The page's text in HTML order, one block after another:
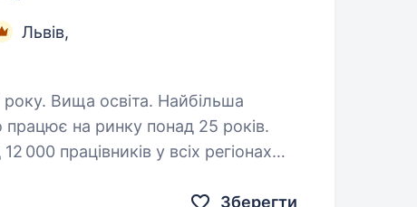
Львів,
освіта. Найбільша
на ринку понад 25 років.
000 працівників у всіх регіонах
Зберегти